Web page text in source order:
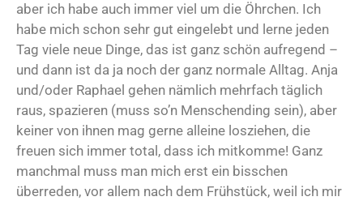
aber ich habe auch immer viel um die Öhrchen. Ich
habe mich schon sehr gut eingelebt und lerne jeden
Tag viele neue Dinge, das ist ganz schön aufregend –
und dann ist da ja noch der ganz normale Alltag. Anja
und/oder Raphael gehen nämlich mehrfach täglich
raus, spazieren (muss so’n Menschending sein), aber
keiner von ihnen mag gerne alleine losziehen, die
freuen sich immer total, dass ich mitkomme! Ganz
manchmal muss man mich erst ein bisschen
überreden, vor allem nach dem Frühstück, weil ich mir